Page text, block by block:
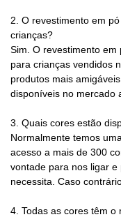
2. O revestimento em
crianças?
Sim. O revestimento
para crianças vendidos
produtos mais
disponíveis no mercado
3. Quais cores estão
Normalmente temos
acesso a mais de 300
vontade para nos ligar
necessita. Caso
4. Todas as cores têm o